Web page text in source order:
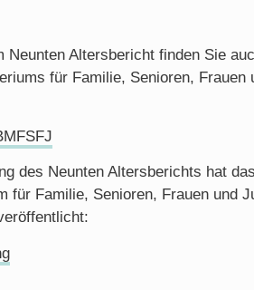
Neunten Altersbericht finden Sie
für Familie, Senioren, Frauen
des Neunten Altersberichts hat das
für Familie, Senioren, Frauen und